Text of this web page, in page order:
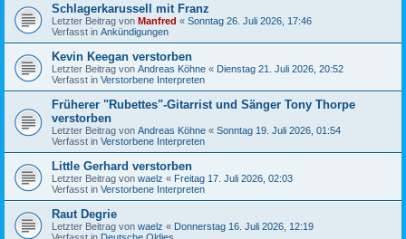
Schlagerkarussell mit Franz
Letzter Beitrag von Manfred « Sonntag 26. Juli 2026, 17:46
Verfasst in Ankündigungen
Kevin Keegan verstorben
Letzter Beitrag von Andreas Köhne « Dienstag 21. Juli 2026, 20:52
Verfasst in Verstorbene Interpreten
Früherer "Rubettes"-Gitarrist und Sänger Tony Thorpe
verstorben
Letzter Beitrag von Andreas Köhne « Sonntag 19. Juli 2026, 01:54
Verfasst in Verstorbene Interpreten
Little Gerhard verstorben
Letzter Beitrag von waelz « Freitag 17. Juli 2026, 02:03
Verfasst in Verstorbene Interpreten
Raut Degrie
Letzter Beitrag von waelz « Donnerstag 16. Juli 2026, 12:19
Verfasst in Deutsche Oldies